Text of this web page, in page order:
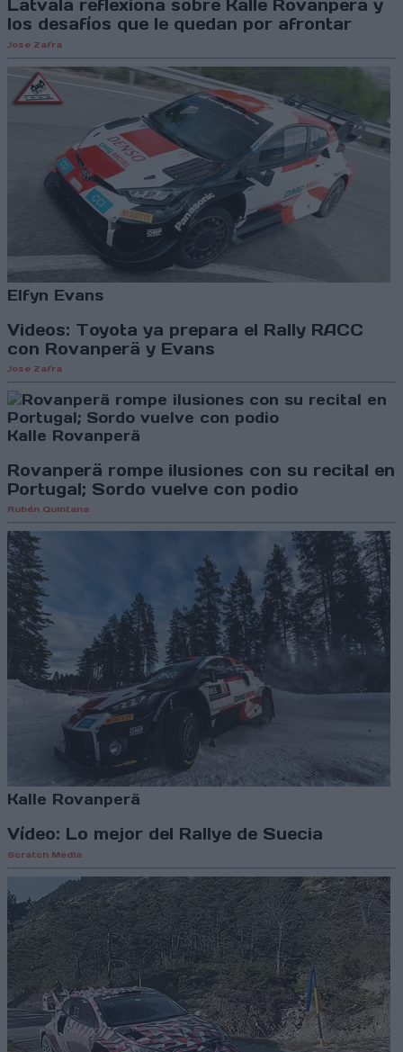
Latvala reflexiona sobre Kalle Rovanperä y
los desafíos que le quedan por afrontar
Jose Zafra
Elfyn Evans
Videos: Toyota ya prepara el Rally RACC
con Rovanperä y Evans
Jose Zafra
Kalle Rovanperä
Rovanperä rompe ilusiones con su recital en
Portugal; Sordo vuelve con podio
Rubén Quintana
Kalle Rovanperä
Vídeo: Lo mejor del Rallye de Suecia
Scratch Media